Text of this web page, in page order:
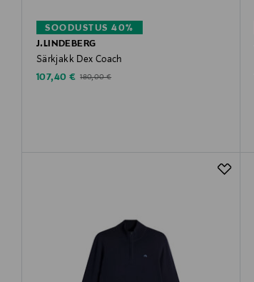
SOODUSTUS 40%
J.LINDEBERG
Särkjakk Dex Coach
Discounted Price
107,40 € Original Price
180,00 €